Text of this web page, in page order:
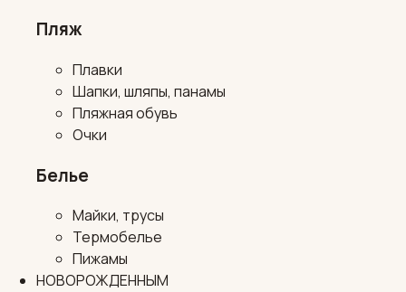
Пляж
Плавки
Шапки, шляпы, панамы
Пляжная обувь
Очки
Белье
Майки, трусы
Термобелье
Пижамы
НОВОРОЖДЕННЫМ